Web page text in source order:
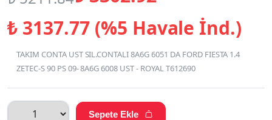
₺3137.77 (%5 Havale İnd.)
TAKIM CONTA UST SIL.CONTALI 8A6G 6051 DA FORD FIESTA 1.4
ZETEC-S 90 PS 09- 8A6G 6008 UST - ROYAL T612690
Sepete Ekle 